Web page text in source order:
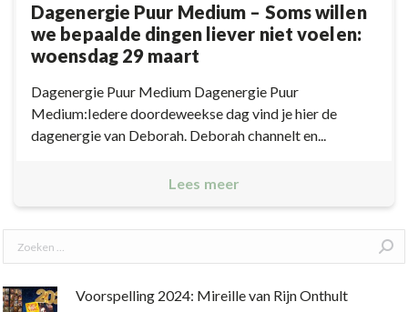
Dagenergie Puur Medium – Soms willen
we bepaalde dingen liever niet voelen:
woensdag 29 maart
Dagenergie Puur Medium Dagenergie Puur
Medium:Iedere doordeweekse dag vind je hier de
dagenergie van Deborah. Deborah channelt en...
Lees meer
Search:
Voorspelling 2024: Mireille van Rijn Onthult